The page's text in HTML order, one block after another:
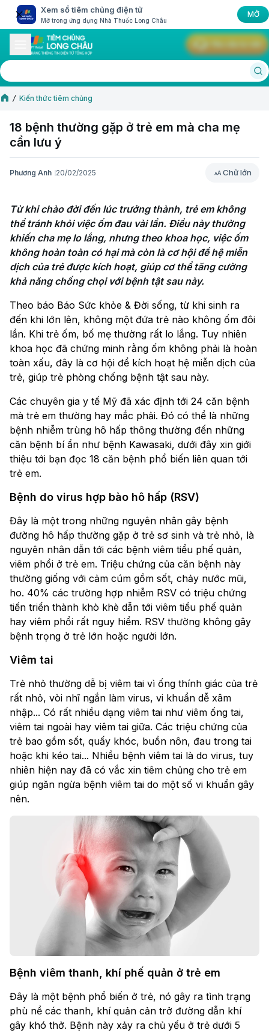
Xem sổ tiêm chủng điện tử
Mở trong ứng dụng Nhà Thuốc Long Châu
MỞ
Kiến thức tiêm chủng
18 bệnh thường gặp ở trẻ em mà cha mẹ
cần lưu ý
Phương Anh 20/02/2025 Chữ lớn
Chữ lớn
Từ khi chào đời đến lúc trưởng thành, trẻ em không
thể tránh khỏi việc ốm đau vài lần. Điều này thường
khiến cha mẹ lo lắng, nhưng theo khoa học, việc ốm
không hoàn toàn có hại mà còn là cơ hội để hệ miễn
dịch của trẻ được kích hoạt, giúp cơ thể tăng cường
khả năng chống chọi với bệnh tật sau này.
Theo báo Báo Sức khỏe & Đời sống, từ khi sinh ra
đến khi lớn lên, không một đứa trẻ nào không ốm đôi
lần. Khi trẻ ốm, bố mẹ thường rất lo lắng. Tuy nhiên
khoa học đã chứng minh rằng ốm không phải là hoàn
toàn xấu, đây là cơ hội để kích hoạt hệ miễn dịch của
trẻ, giúp trẻ phòng chống bệnh tật sau này.
Các chuyên gia y tế Mỹ đã xác định tới 24 căn bệnh
mà trẻ em thường hay mắc phải. Đó có thể là những
bệnh nhiễm trùng hô hấp thông thường đến những
căn bệnh bí ẩn như bệnh Kawasaki, dưới đây xin giới
thiệu tới bạn đọc 18 căn bệnh phổ biến liên quan tới
trẻ em.
Bệnh do virus hợp bào hô hấp (RSV)
Đây là một trong những nguyên nhân gây bệnh
đường hô hấp thường gặp ở trẻ sơ sinh và trẻ nhỏ, là
nguyên nhân dẫn tới các bệnh viêm tiểu phế quản,
viêm phổi ở trẻ em. Triệu chứng của căn bệnh này
thường giống với cảm cúm gồm sốt, chảy nước mũi,
ho. 40% các trường hợp nhiễm RSV có triệu chứng
tiến triển thành khò khè dẫn tới viêm tiểu phế quản
hay viêm phổi rất nguy hiểm. RSV thường không gây
bệnh trọng ở trẻ lớn hoặc người lớn.
Viêm tai
Trẻ nhỏ thường dễ bị viêm tai vì ống thính giác của trẻ
rất nhỏ, vòi nhĩ ngắn làm virus, vi khuẩn dễ xâm
nhập... Có rất nhiều dạng viêm tai như viêm ống tai,
viêm tai ngoài hay viêm tai giữa. Các triệu chứng của
trẻ bao gồm sốt, quấy khóc, buồn nôn, đau trong tai
hoặc khi kéo tai... Nhiều bệnh viêm tai là do virus, tuy
nhiên hiện nay đã có vắc xin tiêm chủng cho trẻ em
giúp ngăn ngừa bệnh viêm tai do một số vi khuẩn gây
nên.
Bệnh viêm thanh, khí phế quản ở trẻ em
Đây là một bệnh phổ biến ở trẻ, nó gây ra tình trạng
phù nề các thanh, khí quản cản trở đường dẫn khí
gây khó thở. Bệnh này xảy ra chủ yếu ở trẻ dưới 5